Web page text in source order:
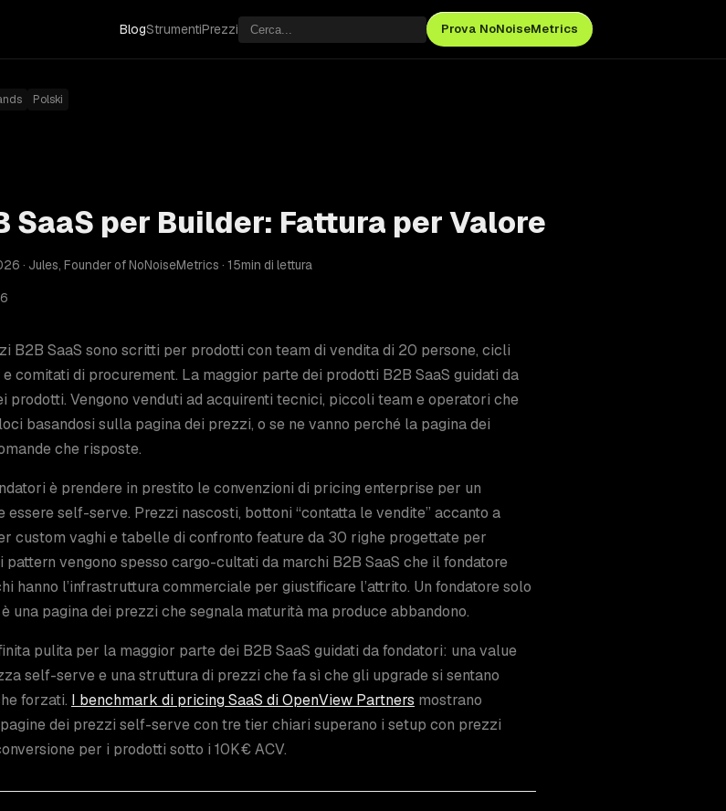
BlogStrumentiPrezzi Prova NoNoiseMetrics
Polski
SaaS per Builder: Fattura per Valore
· Jules, Founder of NoNoiseMetrics · 15min di lettura
B2B SaaS sono scritti per prodotti con team di vendita di 20 persone, cicli
comitati di procurement. La maggior parte dei prodotti B2B SaaS guidati da
prodotti. Vengono venduti ad acquirenti tecnici, piccoli team e operatori che
basandosi sulla pagina dei prezzi, o se ne vanno perché la pagina dei
che risposte.
è prendere in prestito le convenzioni di pricing enterprise per un
essere self-serve. Prezzi nascosti, bottoni “contatta le vendite” accanto a
custom vaghi e tabelle di confronto feature da 30 righe progettate per
pattern vengono spesso cargo-cultati da marchi B2B SaaS che il fondatore
hanno l’infrastruttura commerciale per giustificare l’attrito. Un fondatore solo
una pagina dei prezzi che segnala maturità ma produce abbandono.
pulita per la maggior parte dei B2B SaaS guidati da fondatori: una value
self-serve e una struttura di prezzi che fa sì che gli upgrade si sentano
forzati. I benchmark di pricing SaaS di OpenView Partners mostrano
dei prezzi self-serve con tre tier chiari superano i setup con prezzi
per i prodotti sotto i 10K€ ACV.